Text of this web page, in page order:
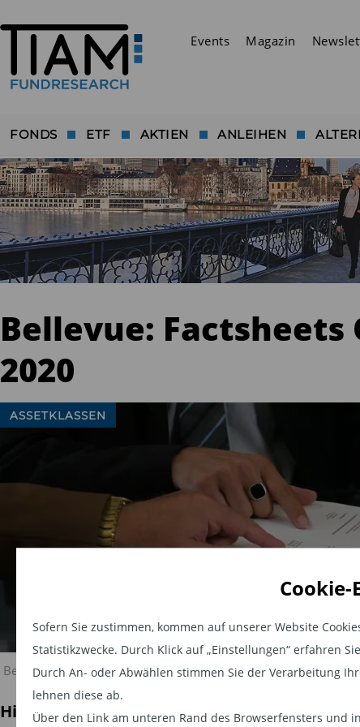
Sofern Sie zustimmen, kommen auf unserer Website
Statistikzwecke. Durch Klick auf „Einstellungen“ erfahren
Durch An- oder Abwählen stimmen Sie der Verarbeitung
lehnen diese ab.
Über den Link am unteren Rand des Browserfensters und
Events Magazin
FONDS ETF AKTIEN ANLEIHEN
Bellevue:
2020
Bellevue: Factsheets Oktober 2020
ASSETKLASSEN
Hier finden Sie die Factsheets zu den